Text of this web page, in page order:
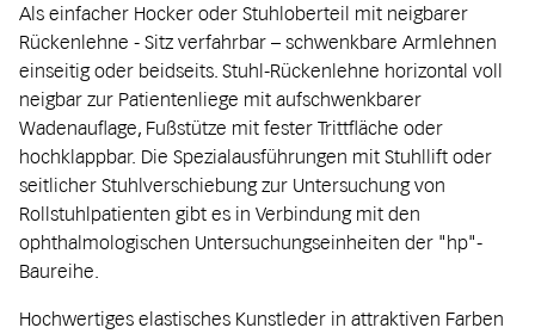
Als einfacher Hocker oder Stuhloberteil mit neigbarer
Rückenlehne - Sitz verfahrbar – schwenkbare Armlehnen
einseitig oder beidseits. Stuhl-Rückenlehne horizontal voll
neigbar zur Patientenliege mit aufschwenkbarer
Wadenauflage, Fußstütze mit fester Trittfläche oder
hochklappbar. Die Spezialausführungen mit Stuhllift oder
seitlicher Stuhlverschiebung zur Untersuchung von
Rollstuhlpatienten gibt es in Verbindung mit den
ophthalmologischen Untersuchungseinheiten der "hp"-
Baureihe.
Hochwertiges elastisches Kunstleder in attraktiven Farben